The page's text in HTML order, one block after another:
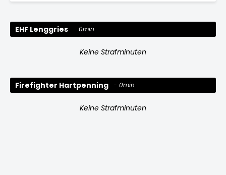
EHF Lenggries 0min
Keine Strafminuten
Firefighter Hartpenning 0min
Keine Strafminuten